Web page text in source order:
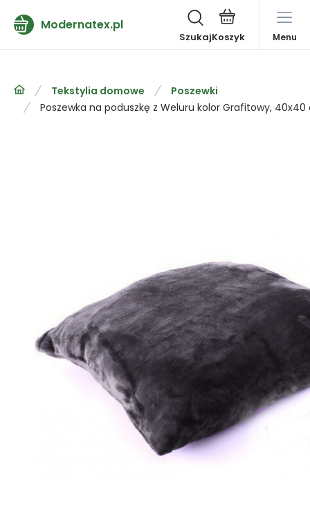
Modernatex.pl
Szukaj Menu
Tekstylia domowe
Poszewki
Poszewka na poduszkę z Weluru kolor Grafitowy,